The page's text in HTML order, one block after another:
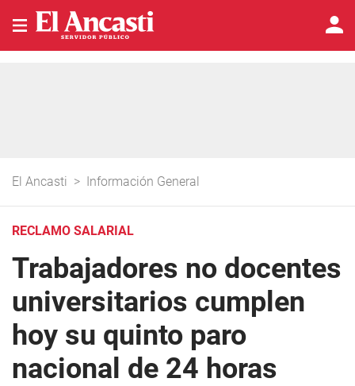
El Ancasti > Información General
RECLAMO SALARIAL
Trabajadores no docentes
universitarios cumplen
hoy su quinto paro
nacional de 24 horas